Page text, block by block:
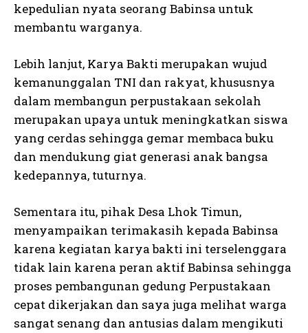
kepedulian nyata seorang Babinsa untuk
membantu warganya.
Lebih lanjut, Karya Bakti merupakan wujud
kemanunggalan TNI dan rakyat, khususnya
dalam membangun perpustakaan sekolah
merupakan upaya untuk meningkatkan siswa
yang cerdas sehingga gemar membaca buku
dan mendukung giat generasi anak bangsa
kedepannya, tuturnya.
Sementara itu, pihak Desa Lhok Timun,
menyampaikan terimakasih kepada Babinsa
karena kegiatan karya bakti ini terselenggara
tidak lain karena peran aktif Babinsa sehingga
proses pembangunan gedung Perpustakaan
cepat dikerjakan dan saya juga melihat warga
sangat senang dan antusias dalam mengikuti